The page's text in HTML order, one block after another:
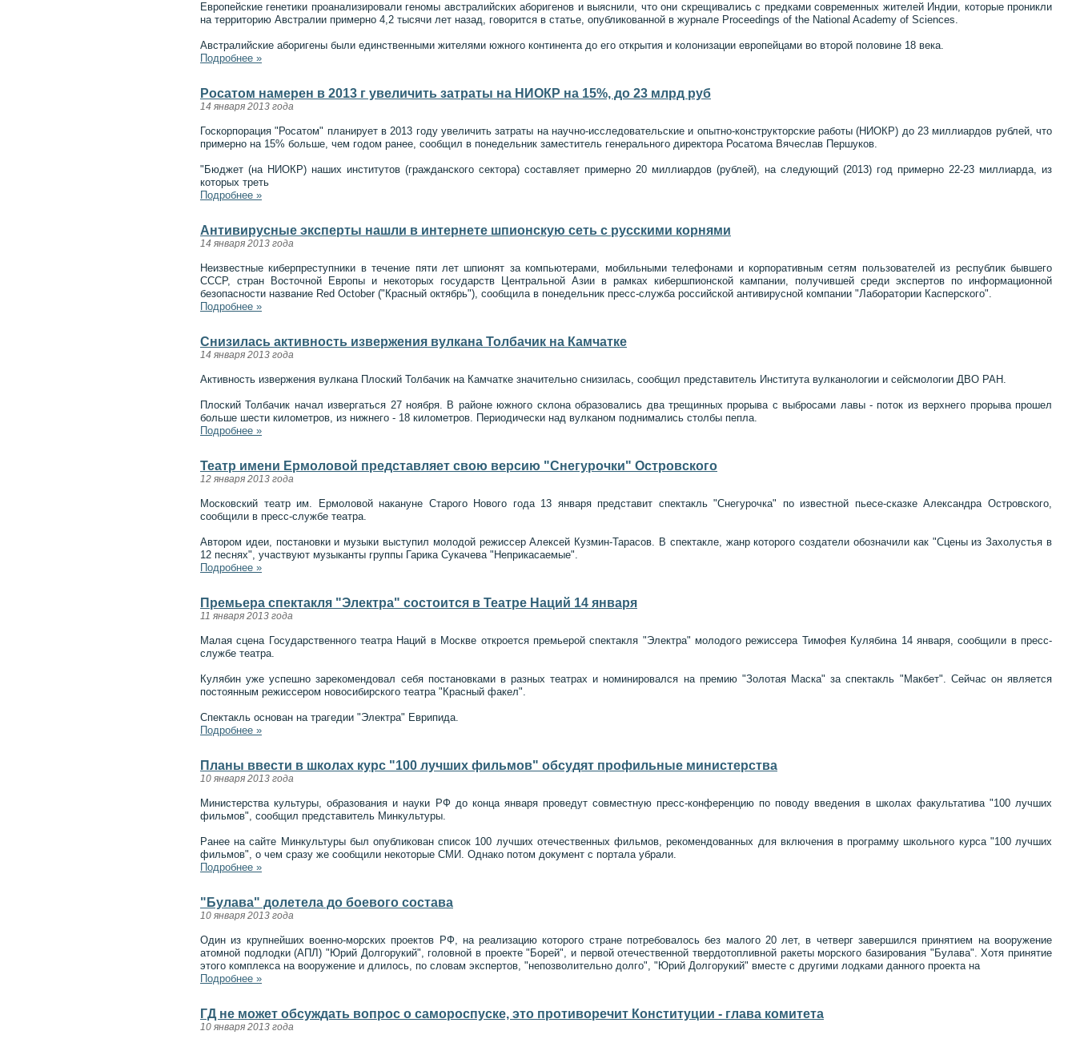
Европейские генетики проанализировали геномы австралийских аборигенов и выяснили, что они скрещивались с предками современных жителей Индии, которые проникли
на территорию Австралии примерно 4,2 тысячи лет назад, говорится в статье, опубликованной в журнале Proceedings of the National Academy of Sciences.
Австралийские аборигены были единственными жителями южного континента до его открытия и колонизации европейцами во второй половине 18 века.
Подробнее »
Росатом намерен в 2013 г увеличить затраты на НИОКР на 15%, до 23 млрд руб
14 января 2013 года
Госкорпорация "Росатом" планирует в 2013 году увеличить затраты на научно-исследовательские и опытно-конструкторские работы (НИОКР) до 23 миллиардов рублей, что
примерно на 15% больше, чем годом ранее, сообщил в понедельник заместитель генерального директора Росатома Вячеслав Першуков.
"Бюджет (на НИОКР) наших институтов (гражданского сектора) составляет примерно 20 миллиардов (рублей), на следующий (2013) год примерно 22-23 миллиарда, из
которых треть
Подробнее »
Антивирусные эксперты нашли в интернете шпионскую сеть с русскими корнями
14 января 2013 года
Неизвестные киберпреступники в течение пяти лет шпионят за компьютерами, мобильными телефонами и корпоративным сетям пользователей из республик бывшего
СССР, стран Восточной Европы и некоторых государств Центральной Азии в рамках кибершпионской кампании, получившей среди экспертов по информационной
безопасности название Red October ("Красный октябрь"), сообщила в понедельник пресс-служба российской антивирусной компании "Лаборатории Касперского".
Подробнее »
Снизилась активность извержения вулкана Толбачик на Камчатке
14 января 2013 года
Активность извержения вулкана Плоский Толбачик на Камчатке значительно снизилась, сообщил представитель Института вулканологии и сейсмологии ДВО РАН.
Плоский Толбачик начал извергаться 27 ноября. В районе южного склона образовались два трещинных прорыва с выбросами лавы - поток из верхнего прорыва прошел
больше шести километров, из нижнего - 18 километров. Периодически над вулканом поднимались столбы пепла.
Подробнее »
Театр имени Ермоловой представляет свою версию "Снегурочки" Островского
12 января 2013 года
Московский театр им. Ермоловой накануне Старого Нового года 13 января представит спектакль "Снегурочка" по известной пьесе-сказке Александра Островского,
сообщили в пресс-службе театра.
Автором идеи, постановки и музыки выступил молодой режиссер Алексей Кузмин-Тарасов. В спектакле, жанр которого создатели обозначили как "Сцены из Захолустья в
12 песнях", участвуют музыканты группы Гарика Сукачева "Неприкасаемые".
Подробнее »
Премьера спектакля "Электра" состоится в Театре Наций 14 января
11 января 2013 года
Малая сцена Государственного театра Наций в Москве откроется премьерой спектакля "Электра" молодого режиссера Тимофея Кулябина 14 января, сообщили в пресс-
службе театра.
Кулябин уже успешно зарекомендовал себя постановками в разных театрах и номинировался на премию "Золотая Маска" за спектакль "Макбет". Сейчас он является
постоянным режиссером новосибирского театра "Красный факел".
Спектакль основан на трагедии "Электра" Еврипида.
Подробнее »
Планы ввести в школах курс "100 лучших фильмов" обсудят профильные министерства
10 января 2013 года
Министерства культуры, образования и науки РФ до конца января проведут совместную пресс-конференцию по поводу введения в школах факультатива "100 лучших
фильмов", сообщил представитель Минкультуры.
Ранее на сайте Минкультуры был опубликован список 100 лучших отечественных фильмов, рекомендованных для включения в программу школьного курса "100 лучших
фильмов", о чем сразу же сообщили некоторые СМИ. Однако потом документ с портала убрали.
Подробнее »
"Булава" долетела до боевого состава
10 января 2013 года
Один из крупнейших военно-морских проектов РФ, на реализацию которого стране потребовалось без малого 20 лет, в четверг завершился принятием на вооружение
атомной подлодки (АПЛ) "Юрий Долгорукий", головной в проекте "Борей", и первой отечественной твердотопливной ракеты морского базирования "Булава". Хотя принятие
этого комплекса на вооружение и длилось, по словам экспертов, "непозволительно долго", "Юрий Долгорукий" вместе с другими лодками данного проекта на
Подробнее »
ГД не может обсуждать вопрос о самороспуске, это противоречит Конституции - глава комитета
10 января 2013 года